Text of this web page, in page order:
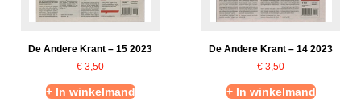
De Andere Krant – 15 2023
€ 3,50
+ In winkelmand
De Andere Krant – 14 2023
€ 3,50
+ In winkelmand